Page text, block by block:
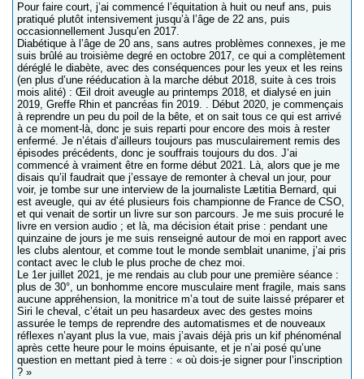
Pour faire court, j’ai commencé l’équitation à huit ou neuf ans, puis
pratiqué plutôt intensivement jusqu’à l’âge de 22 ans, puis
occasionnellement Jusqu’en 2017.
Diabétique à l’âge de 20 ans, sans autres problèmes connexes, je me
suis brûlé au troisième degré en octobre 2017, ce qui a complètement
déréglé le diabète, avec des conséquences pour les yeux et les reins
(en plus d’une rééducation à la marche début 2018, suite à ces trois
mois alité) : Œil droit aveugle au printemps 2018, et dialysé en juin
2019, Greffe Rhin et pancréas fin 2019. . Début 2020, je commençais
à reprendre un peu du poil de la bête, et on sait tous ce qui est arrivé
à ce moment-là, donc je suis reparti pour encore des mois à rester
enfermé. Je n’étais d’ailleurs toujours pas musculairement remis des
épisodes précédents, donc je souffrais toujours du dos. J’ai
commencé à vraiment être en forme début 2021. Là, alors que je me
disais qu’il faudrait que j’essaye de remonter à cheval un jour, pour
voir, je tombe sur une interview de la journaliste Lætitia Bernard, qui
est aveugle, qui av été plusieurs fois championne de France de CSO,
et qui venait de sortir un livre sur son parcours. Je me suis procuré le
livre en version audio ; et là, ma décision était prise : pendant une
quinzaine de jours je me suis renseigné autour de moi en rapport avec
les clubs alentour, et comme tout le monde semblait unanime, j’ai pris
contact avec le club le plus proche de chez moi.
Le 1er juillet 2021, je me rendais au club pour une première séance :
plus de 30°, un bonhomme encore musculaire ment fragile, mais sans
aucune appréhension, la monitrice m’a tout de suite laissé préparer et
Siri le cheval, c’était un peu hasardeux avec des gestes moins
assurée le temps de reprendre des automatismes et de nouveaux
réflexes n’ayant plus la vue, mais j’avais déjà pris un kif phénoménal
après cette heure pour le moins épuisante, et je n’ai posé qu’une
question en mettant pied à terre : « où dois-je signer pour l’inscription
? »